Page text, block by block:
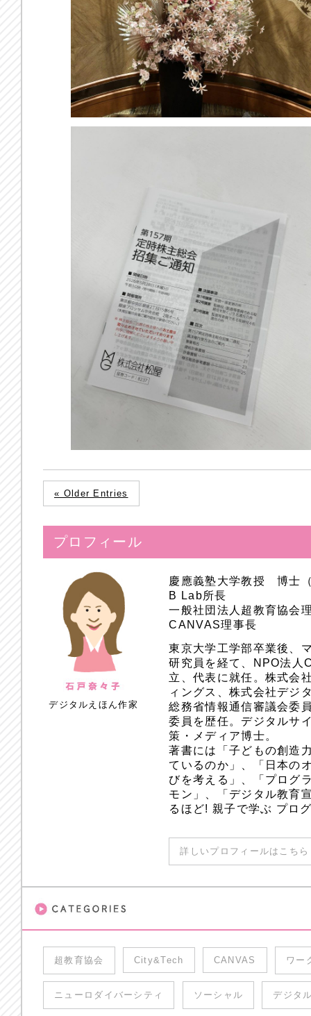
« Older Entries
プロフィール
デジタルえほん作家
慶應義塾大学教授 博士
B Lab所長
一般社団法人超教育協会
CANVAS理事長
東京大学工学部卒業後、
研究員を経て、NPO法人
立、代表に就任。株式会
ィングス、株式会社デジ
総務省情報通信審議会委
委員を歴任。デジタルサ
策・メディア博士。
著書には「子どもの創造
ているのか」、「日本の
びを考える」、「プログ
モン」、「デジタル教育
るほど! 親子で学ぶ プロ
詳しいプロフィールはこち
超教育協会 City&Tech CANVAS ワー
ニューロダイバーシティ ソーシャル デジタ